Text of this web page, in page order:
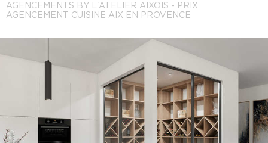
AGENCEMENTS BY L'ATELIER AIXOIS - PRIX
AGENCEMENT CUISINE AIX EN PROVENCE